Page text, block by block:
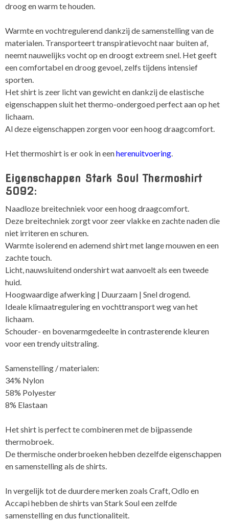
droog en warm te houden.
Warmte en vochtregulerend dankzij de samenstelling van de
materialen. Transporteert transpiratievocht naar buiten af,
neemt nauwelijks vocht op en droogt extreem snel. Het geeft
een comfortabel en droog gevoel, zelfs tijdens intensief
sporten.
Het shirt is zeer licht van gewicht en dankzij de elastische
eigenschappen sluit het thermo-ondergoed perfect aan op het
lichaam.
Al deze eigenschappen zorgen voor een hoog draagcomfort.
Het thermoshirt is er ook in eenherenuitvoering
Eigenschappen Stark Soul Thermoshirt
5092:
Naadloze breitechniek voor een hoog draagcomfort.
Deze breitechniek zorgt voor zeer vlakke en zachte naden die
niet irriteren en schuren.
Warmte isolerend en ademend shirt met lange mouwen en een
zachte touch.
Licht, nauwsluitend ondershirt wat aanvoelt als een tweede
huid.
Hoogwaardige afwerking | Duurzaam | Snel drogend.
Ideale klimaatregulering en vochttransport weg van het
lichaam.
Schouder- en bovenarmgedeelte in contrasterende kleuren
voor een trendy uitstraling.
Samenstelling / materialen:
34% Nylon
58% Polyester
8% Elastaan
Het shirt is perfect te combineren met de bijpassende
thermobroek.
De thermische onderbroeken hebben dezelfde eigenschappen
en samenstelling als de shirts.
In vergelijk tot de duurdere merken zoals Craft, Odlo en
Accapi hebben de shirts van Stark Soul een zelfde
samenstelling en dus functionaliteit.